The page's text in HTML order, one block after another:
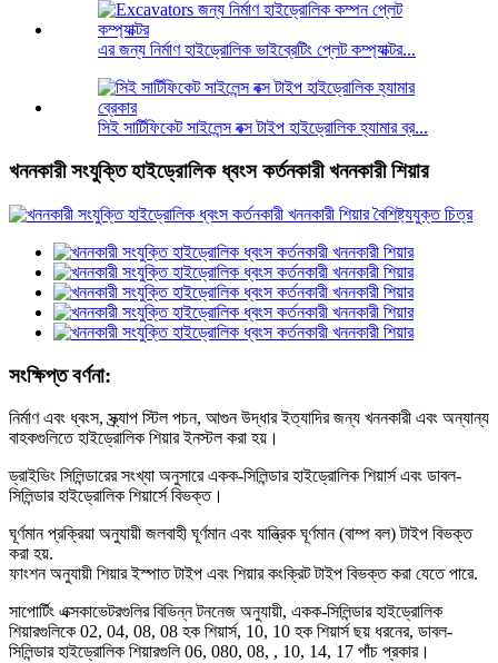
এর জন্য নির্মাণ হাইড্রোলিক ভাইব্রেটিং প্লেট কম্প্যাক্টর...
সিই সার্টিফিকেট সাইলেন্স বক্স টাইপ হাইড্রোলিক হ্যামার ব্র...
খননকারী সংযুক্তি হাইড্রোলিক ধ্বংস কর্তনকারী খননকারী শিয়ার
সংক্ষিপ্ত বর্ণনা:
নির্মাণ এবং ধ্বংস, স্ক্র্যাপ স্টিল পচন, আগুন উদ্ধার ইত্যাদির জন্য খননকারী এবং অন্যান্য
বাহকগুলিতে হাইড্রোলিক শিয়ার ইনস্টল করা হয়।
ড্রাইভিং সিলিন্ডারের সংখ্যা অনুসারে একক-সিলিন্ডার হাইড্রোলিক শিয়ার্স এবং ডাবল-
সিলিন্ডার হাইড্রোলিক শিয়ার্সে বিভক্ত।
ঘূর্ণমান প্রক্রিয়া অনুযায়ী জলবাহী ঘূর্ণমান এবং যান্ত্রিক ঘূর্ণমান (বাম্প বল) টাইপ বিভক্ত
করা হয়.
ফাংশন অনুযায়ী শিয়ার ইস্পাত টাইপ এবং শিয়ার কংক্রিট টাইপ বিভক্ত করা যেতে পারে.
সাপোর্টিং এক্সকাভেটরগুলির বিভিন্ন টননেজ অনুযায়ী, একক-সিলিন্ডার হাইড্রোলিক
শিয়ারগুলিকে 02, 04, 08, 08 হক শিয়ার্স, 10, 10 হক শিয়ার্স ছয় ধরনের, ডাবল-
সিলিন্ডার হাইড্রোলিক শিয়ারগুলি 06, 080, 08, , 10, 14, 17 পাঁচ প্রকার।